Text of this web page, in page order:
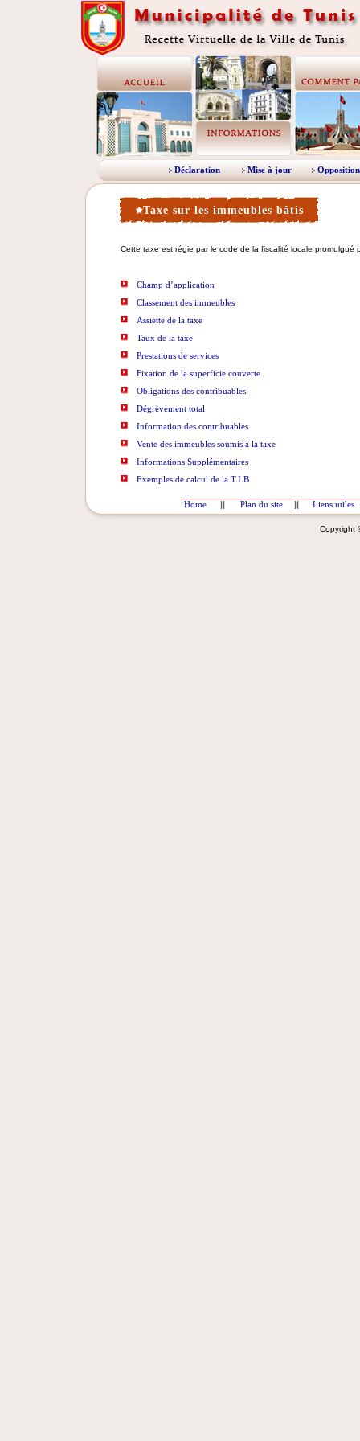
Déclaration Mise à jour Opposition
Taxe sur les immeubles bâtis
Cette taxe est régie par le code de la fiscalité locale promulgué
Champ d’application
Classement des immeubles
Assiette de la taxe
Taux de la taxe
Prestations de services
Fixation de la superficie couverte
Obligations des contribuables
Dégrèvement total
Information des contribuables
Vente des immeubles soumis à la taxe
Informations Supplémentaires
Exemples de calcul de la T.I.B
Home || Plan du site || Liens utiles
Copyright